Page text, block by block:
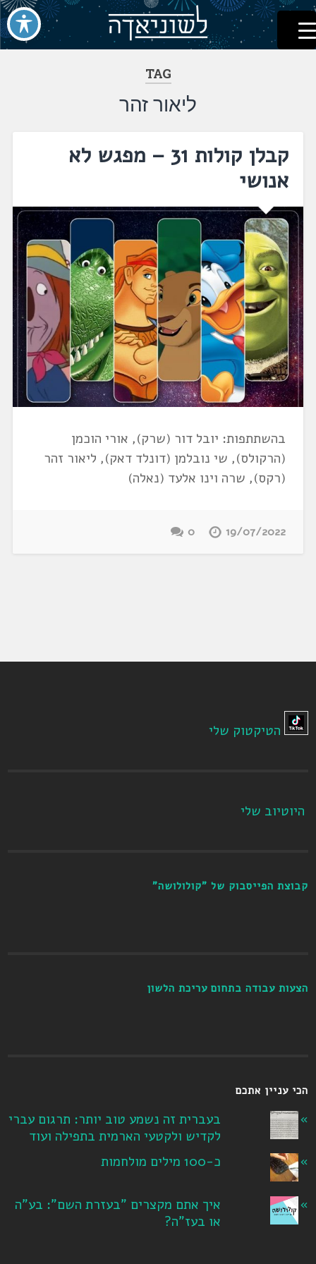
דלג
לתוכן
לשוניאדה
עברית. לשון. שפה
TAG
ליאור זהר
קבלן קולות 31 – מפגש לא
אנושי
בהשתתפות: יובל דור (שרק), אורי הוכמן
(הרקולס), שי נובלמן (דונלד דאק), ליאור זהר
(רקס), שרה וינו אלעד (נאלה)
19/07/2022
0
הטיקטוק שלי
היוטיוב שלי
קבוצת הפייסבוק של "קולולושה"
הצעות עבודה בתחום עריכת הלשון
הכי עניין אתכם
בעברית זה נשמע טוב יותר: תרגום עברי
לקדיש ולקטעי הארמית בתפילה ועוד
כ-100 מילים מולחמות
איך אתם מקצרים "בעזרת השם": בע"ה
או בעז"ה?